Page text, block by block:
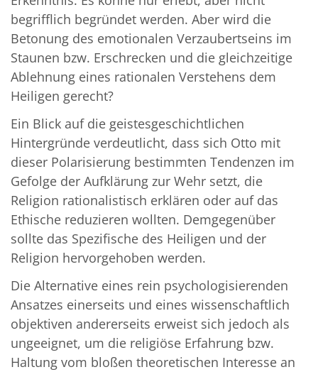
begrifflich begründet werden. Aber wird die
Betonung des emotionalen Verzaubertseins im
Staunen bzw. Erschrecken und die gleichzeitige
Ablehnung eines rationalen Verstehens dem
Heiligen gerecht?
Ein Blick auf die geistesgeschichtlichen
Hintergründe verdeutlicht, dass sich Otto mit
dieser Polarisierung bestimmten Tendenzen im
Gefolge der Aufklärung zur Wehr setzt, die
Religion rationalistisch erklären oder auf das
Ethische reduzieren wollten. Demgegenüber
sollte das Spezifische des Heiligen und der
Religion hervorgehoben werden.
Die Alternative eines rein psychologisierenden
Ansatzes einerseits und eines wissenschaftlich
objektiven andererseits erweist sich jedoch als
ungeeignet, um die religiöse Erfahrung bzw.
Haltung vom bloßen theoretischen Interesse an